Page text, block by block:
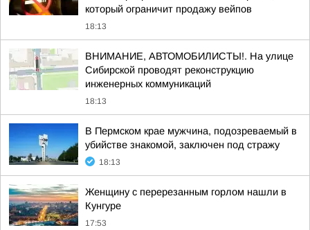
который ограничит продажу вейпов
18:13
ВНИМАНИЕ, АВТОМОБИЛИСТЫ!. На улице
Сибирской проводят реконструкцию
инженерных коммуникаций
18:13
В Пермском крае мужчина, подозреваемый в
убийстве знакомой, заключен под стражу
18:13
Женщину с перерезанным горлом нашли в
Кунгуре
17:53